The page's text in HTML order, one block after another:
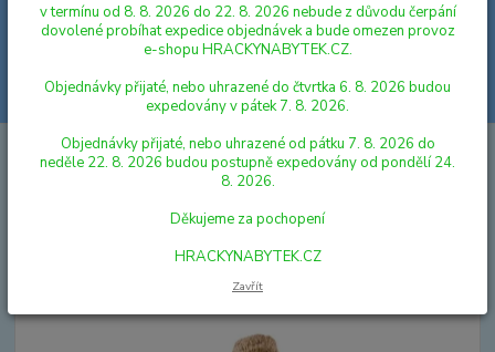
Menu
Hledat
FIGURKY A ZVÍŘÁTKA Schleich 14793 Zvířátko - lenochod
Schleich 14793 Zvířátko -
v termínu od 8. 8. 2026 do 22. 8. 2026 nebude z důvodu čerpání
dovolené probíhat expedice objednávek a bude omezen provoz
e-shopu HRACKYNABYTEK.CZ.
Objednávky přijaté, nebo uhrazené do čtvrtka 6. 8. 2026 budou
expedovány v pátek 7. 8. 2026.
Objednávky přijaté, nebo uhrazené od pátku 7. 8. 2026 do
neděle 22. 8. 2026 budou postupně expedovány od pondělí 24.
8. 2026.
Děkujeme za pochopení
HRACKYNABYTEK.CZ
Zavřít